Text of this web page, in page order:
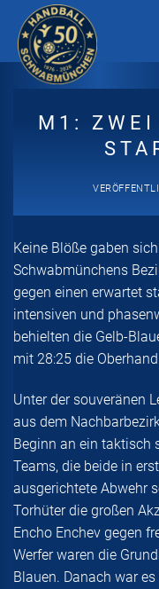
Inhalt
springen
M1: ZWEI
Keine Blöße gaben
Schwabmünchens
gegen einen erwartet
intensiven und
behielten die Gelb-
mit 28:25 die Oberhand.
Unter der souveränen
aus dem
Beginn an ein taktisch
Teams, die beide in
ausgerichtete Abwehr
Torhüter die großen
Encho Enchev gegen
Werfer waren die
Blauen. Danach war